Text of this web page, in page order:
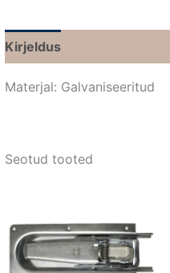
Kirjeldus
Materjal: Galvaniseeritud
Seotud tooted